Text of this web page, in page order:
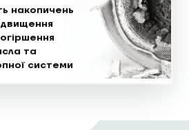
накопичень
та
системи